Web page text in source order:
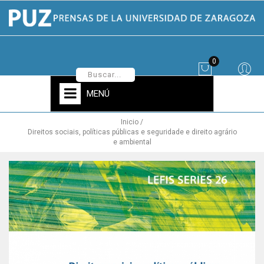
0
MENÚ
Inicio
Direitos sociais, políticas públicas e seguridade e direito agrário
e ambiental